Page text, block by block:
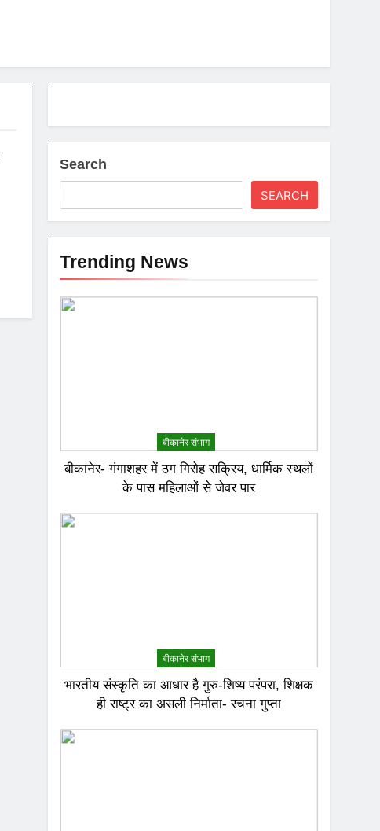
Search
SEARCH
Trending News
बीकानेर संभाग
बीकानेर- गंगाशहर में ठग गिरोह सक्रिय, धार्मिक स्थलों
के पास महिलाओं से जेवर पार
बीकानेर संभाग
भारतीय संस्कृति का आधार है गुरु-शिष्य परंपरा, शिक्षक
ही राष्ट्र का असली निर्माता- रचना गुप्ता